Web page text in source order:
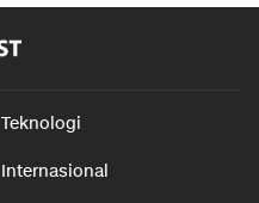
Teknologi
Internasional